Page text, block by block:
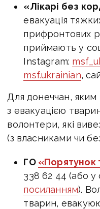
«Лікарі без
евакуація
прифронтових
приймають у
Instagram:
msf.ukrainian,
Для донеччан, яким
з евакуацією
волонтери, які
(з власниками чи
ГО «Порятунок
338 62 44 (або
посиланням).
тварин,